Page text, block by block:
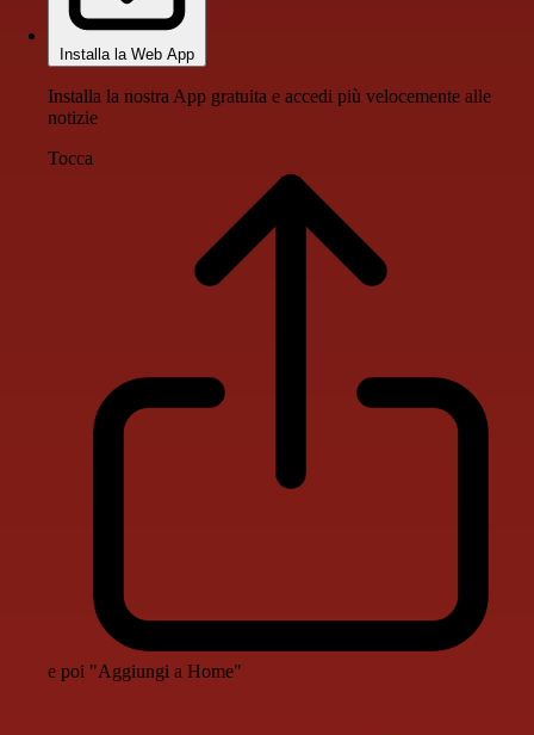
Installa la Web App
Installa la nostra App gratuita e accedi più velocemente alle
notizie
Tocca
e poi "Aggiungi a Home"